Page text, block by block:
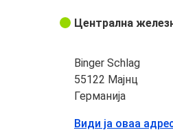
Централна
Binger Schlag
55122 Мајнц
Германија
Види ја оваа